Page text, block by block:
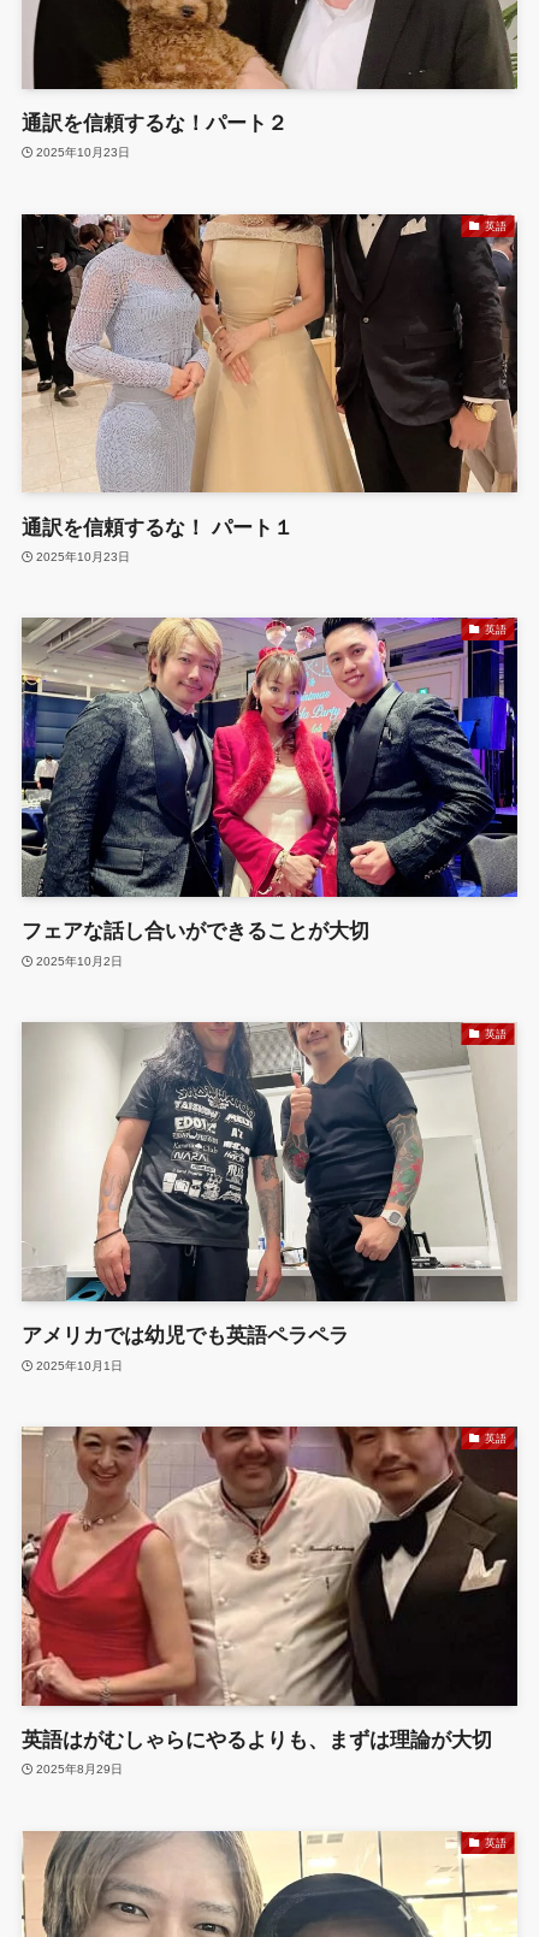
通訳を信頼するな！パート２
2025年10月23日
英語
通訳を信頼するな！ パート１
2025年10月23日
英語
フェアな話し合いができることが大切
2025年10月2日
英語
アメリカでは幼児でも英語ペラペラ
2025年10月1日
英語
英語はがむしゃらにやるよりも、まずは理論が大切
2025年8月29日
英語